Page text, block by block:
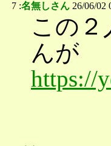
7 :名無しさん 26/06/02
この
んが
https://